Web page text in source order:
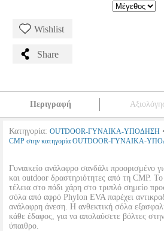
Wishlist
Share
Περιγραφή
Κατηγορία: OUTDOOR-ΓΥΝΑΙΚΑ-ΥΠΟΔΗΣΗ •
CMP στην κατηγορία OUTDOOR-ΓΥΝΑΙΚΑ-
Γυναικείο ανάλαφρο σανδάλι προορισμένο
και outdoor δραστηριότητες από τη CMP.
τέλεια στο πόδι χάρη στο τριπλό σημείο
σόλα από αφρό Phylon EVA παρέχει
ανάλαφρη άνεση. Η ανθεκτική σόλα
κάθε έδαφος, για να απολαύσετε βόλτες
ύπαιθρο.